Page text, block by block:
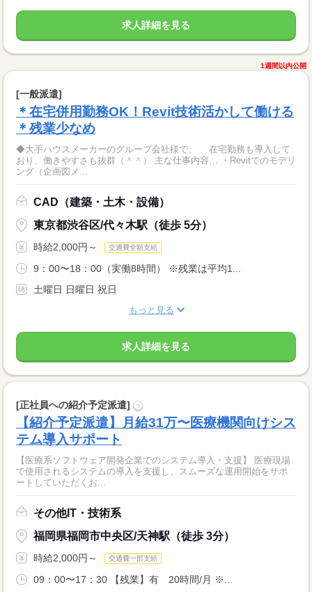
求人詳細を見る
1週間以内公開
[一般派遣]
＊在宅併用勤務OK！Revit技術活かして働ける
＊残業少なめ
◆大手ハウスメーカーのグループ会社様で、 在宅勤務も導入して
おり、働きやすさも抜群（＾＾） 主な仕事内容… ・Revitでのモデリ
ング（企画図メ...
CAD（建築・土木・設備）
東京都渋谷区/代々木駅（徒歩 5分）
時給2,000円～ 交通費全額支給
9：00〜18：00（実働8時間） ※残業は平均1...
土曜日 日曜日 祝日
もっと見る
求人詳細を見る
[正社員への紹介予定派遣] ?
【紹介予定派遣】月給31万〜医療機関向けシス
テム導入サポート
【医療系ソフトウェア開発企業でのシステム導入・支援】 医療現場
で使用されるシステムの導入を支援し、スムーズな運用開始をサポ
ートしていただくお...
その他IT・技術系
福岡県福岡市中央区/天神駅（徒歩 3分）
時給2,000円～ 交通費一部支給
09：00〜17：30 【残業】有 20時間/月 ※...